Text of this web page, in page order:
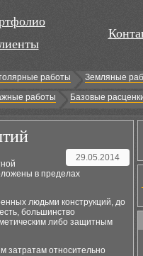
работы Земляные
работы Базовые
29.05.2014
в пределах
людьми конструкций, до
большинство
либо защитным
затратам относительно